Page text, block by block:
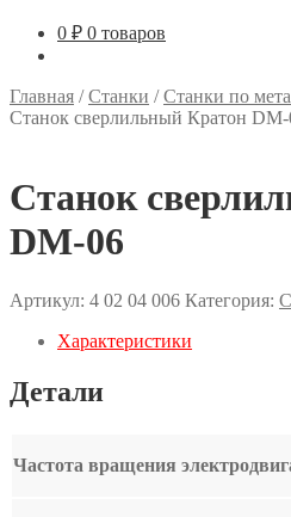
0 ₽ 0 товаров
Главная /Станки /Станки по
Станок сверлильный Кратон
Станок
DM-06
Артикул: 4 02 04 006 Категория:
Характеристики
Детали
Частота вращения